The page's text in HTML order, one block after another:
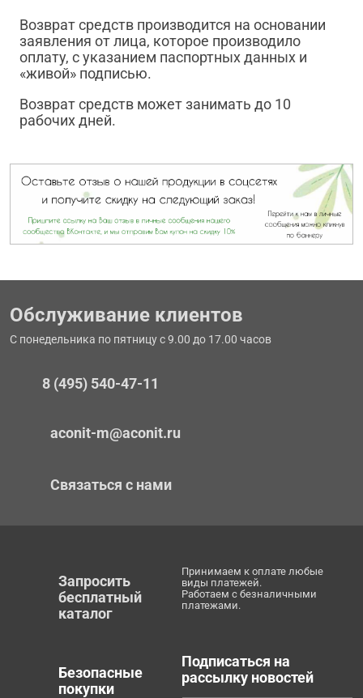
Возврат средств производится на основании
заявления от лица, которое производило
оплату, с указанием паспортных данных и
«живой» подписью.
Возврат средств может занимать до 10
рабочих дней.
Обслуживание клиентов
С понедельника по пятницу с 9.00 до 17.00 часов
8 (495) 540-47-11
aconit-m@aconit.ru
Связаться с нами
Запросить
бесплатный
каталог
Принимаем к оплате любые
виды платежей.
Работаем с безналичными
платежами.
Безопасные
покупки
Подписаться на
рассылку новостей